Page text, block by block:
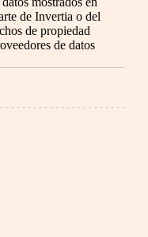
de Invertia o del
de propiedad
de datos